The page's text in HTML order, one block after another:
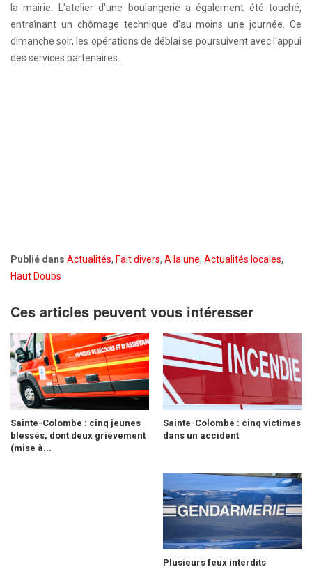
la mairie. L'atelier d'une boulangerie a également été touché,
entraînant un chômage technique d'au moins une journée. Ce
dimanche soir, les opérations de déblai se poursuivent avec l'appui
des services partenaires.
Publié dans Actualités, Fait divers, A la une, Actualités locales,
Haut Doubs
Ces articles peuvent vous intéresser
Sainte-Colombe : cinq jeunes
blessés, dont deux grièvement
(mise à...
Sainte-Colombe : cinq victimes
dans un accident
Plusieurs feux interdits